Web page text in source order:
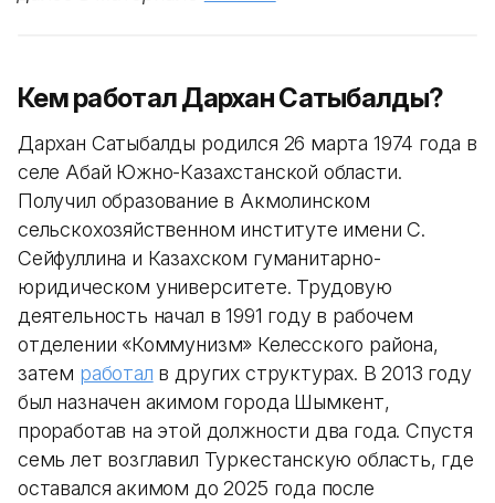
Кем работал Дархан Сатыбалды?
Дархан Сатыбалды родился 26 марта 1974 года в
селе Абай Южно-Казахстанской области.
Получил образование в Акмолинском
сельскохозяйственном институте имени С.
Сейфуллина и Казахском гуманитарно-
юридическом университете. Трудовую
деятельность начал в 1991 году в рабочем
отделении «Коммунизм» Келесского района,
затем работал в других структурах. В 2013 году
был назначен акимом города Шымкент,
проработав на этой должности два года. Спустя
семь лет возглавил Туркестанскую область, где
оставался акимом до 2025 года после